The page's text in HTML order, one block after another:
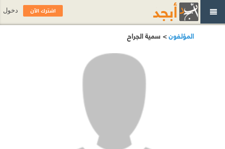
المؤلفون> سمية الجراح
اشترك الآن دخول